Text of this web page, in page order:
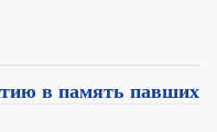
в память павших